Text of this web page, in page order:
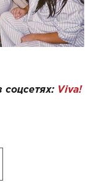
соцсетях: Viva!